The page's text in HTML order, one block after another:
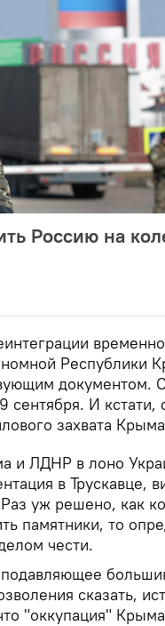
Россию на
временно
Республики
документом.
сентября. И кстати,
захвата
и ЛДНР в лоно
в Трускавце,
уж решено, как
памятники, то
чести.
сказать,
"оккупация"